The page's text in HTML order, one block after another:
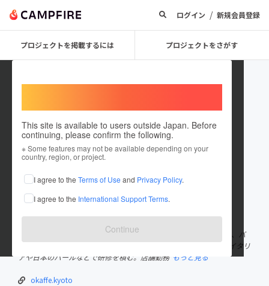
ログイン / 新規会員登録
プロジェクトを掲載するには プロジェクトをさがす
This site is available to users outside Japan. Before
continuing, please confirm the following.
※ Some features may not be available depending on your
country, region, or project.
I agree to the Terms of Use and Privacy Policy.
I agree to the International Support Terms.
Continue
okaffe akihiro okada
これまでに3回支援して1件のプロジェクトを投稿しています
在住国：日本 現在地：京都府
出身国：日本 出身地：京都府
1971年、京都市生まれ。2002年小川珈琲本店入社。エスプレッソ、バ
リスタに興味を抱き、2004年からバリスタとしての修行を始め、イタリ
アや日本のバールなどで研修を積む。店舗勤務 もっと見る
okaffe.kyoto